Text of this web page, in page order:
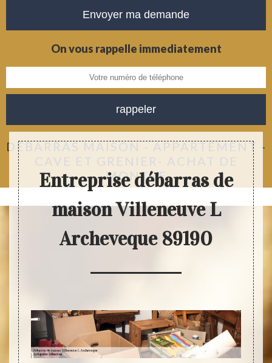
On vous rappelle immediatement
DÉBARRAS MAISON - APPARTEMENT -
CAVE ET GRENIER- ACHAT DE
MONTRE
Entreprise débarras de
maison Villeneuve L
Archeveque 89190